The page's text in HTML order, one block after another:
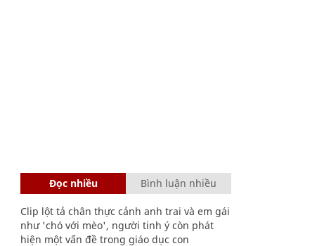
Đọc nhiều Bình luận nhiều
Clip lột tả chân thực cảnh anh trai và em gái
như 'chó với mèo', người tinh ý còn phát
hiện một vấn đề trong giáo dục con